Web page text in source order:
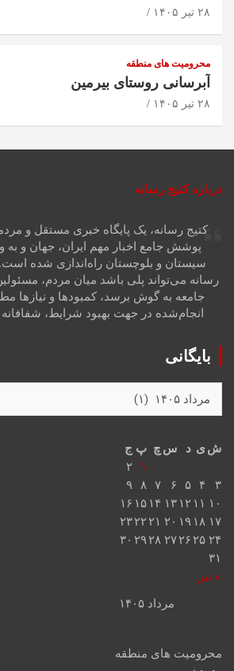
۲۸ تیر ۱۴۰۵
محرومیت های منطقه
آبرسانی روستای بیرمین
۲۸ تیر ۱۴۰۵
درباره کتیج رسانه
کتیج رسانه، یک پایگاه خبری مستقل و
پوشش جامع اخبار مهم ایران، جهان و به
سیستان و بلوچستان راه‌اندازی شده است.
رسانه می‌تواند پلی باشد میان مردم،
جامعه به گوش برسد، کمبودها و نیازها
انجام‌شده در جهت بهبود شرایط،
بایگانی
مرداد ۱۴۰۵
شی د س چ پ ج
« تیر
۱
۲
۳
۴ ۵ ۶ ۷ ۸
۹
۱۰ ۱۱ ۱۲ ۱۳ ۱۴ ۱۵ ۱۶
۱۷ ۱۸ ۱۹ ۲۰ ۲۱ ۲۲۲۳
۲۴ ۲۵ ۲۶۲۷ ۲۸ ۲۹ ۳۰
۳۱
محرومیت های منطقه